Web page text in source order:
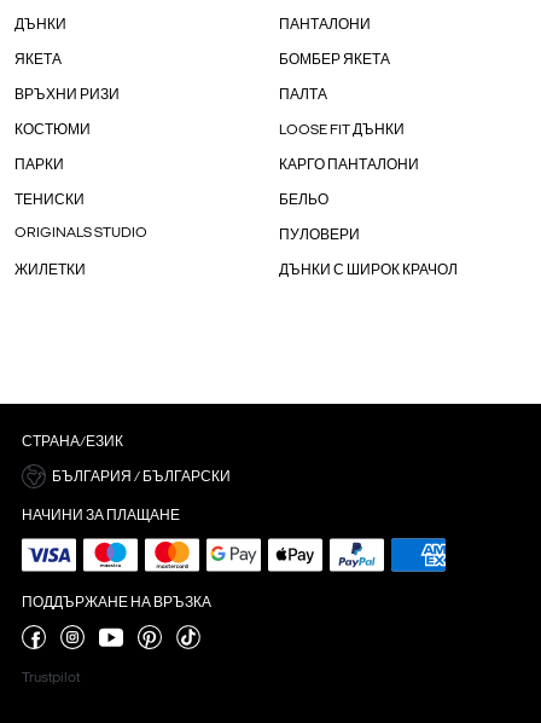
ДЪНКИ ПАНТАЛОНИ
ЯКЕТА БОМБЕР ЯКЕТА
ВРЪХНИ РИЗИ ПАЛТА
КОСТЮМИ LOOSE FIT ДЪНКИ
ПАРКИ КАРГО ПАНТАЛОНИ
ТЕНИСКИ БЕЛЬО
ORIGINALS STUDIO ПУЛОВЕРИ
ЖИЛЕТКИ ДЪНКИ С ШИРОК КРАЧОЛ
СТРАНА/ЕЗИК
БЪЛГАРИЯ / БЪЛГАРСКИ
НАЧИНИ ЗА ПЛАЩАНЕ
ПОДДЪРЖАНЕ НА ВРЪЗКА
Trustpilot